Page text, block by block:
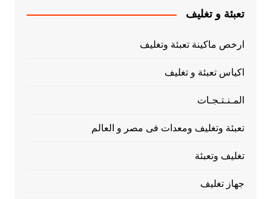
تعبئة و تغليف
ارخص ماكينة تعبئة وتغليف
اكياس تعبئة و تغليف
المـنـتـجـات
تعبئة وتغليف ومعدات فى مصر و العالم
تغليف وتعبئة
جهاز تغليف